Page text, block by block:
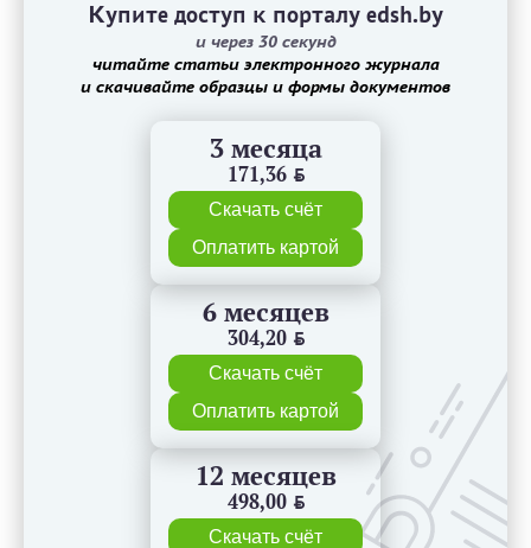
Купите доступ к порталу edsh.by
и через 30 секунд
читайте статьи электронного журнала
и скачивайте образцы и формы документов
3 месяца
171,36 BYN
Скачать счёт
Оплатить картой
6 месяцев
304,20 BYN
Скачать счёт
Оплатить картой
12 месяцев
498,00 BYN
Скачать счёт